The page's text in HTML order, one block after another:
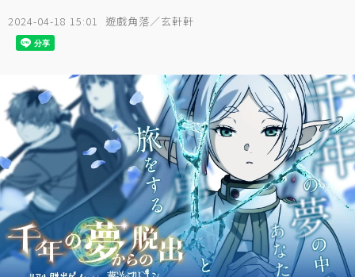
2024-04-18 15:01 遊戲角落／玄軒軒